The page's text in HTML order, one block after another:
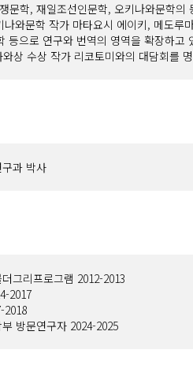
문학, 재일조선인문학, 오키나와문학
와문학 작가 마타요시 에이키, 메도
등으로 연구와 번역의 영역을 확장하고
상 수상 작가 리코토미와의 대담회를
과 박사
그리프로그램 2012-2013
2017
2018
방문연구자 2024-2025